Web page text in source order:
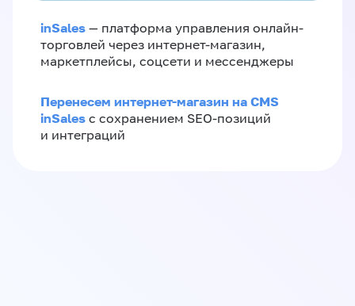
inSales — платформа управления онлайн-
торговлей через интернет-магазин,
маркетплейсы, соцсети и мессенджеры
Перенесем интернет-магазин на CMS
inSales с сохранением SEO-позиций
и интеграций